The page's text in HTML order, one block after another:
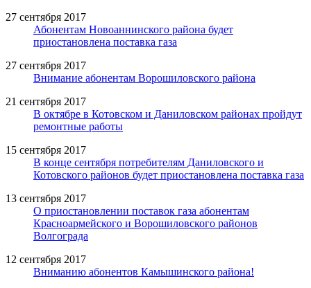
27 сентября 2017
Абонентам Новоаннинского района будет
приостановлена поставка газа
27 сентября 2017
Внимание абонентам Ворошиловского района
21 сентября 2017
В октябре в Котовском и Даниловском районах пройдут
ремонтные работы
15 сентября 2017
В конце сентября потребителям Даниловского и
Котовского районов будет приостановлена поставка газа
13 сентября 2017
О приостановлении поставок газа абонентам
Красноармейского и Ворошиловского районов
Волгограда
12 сентября 2017
Вниманию абонентов Камышинского района!